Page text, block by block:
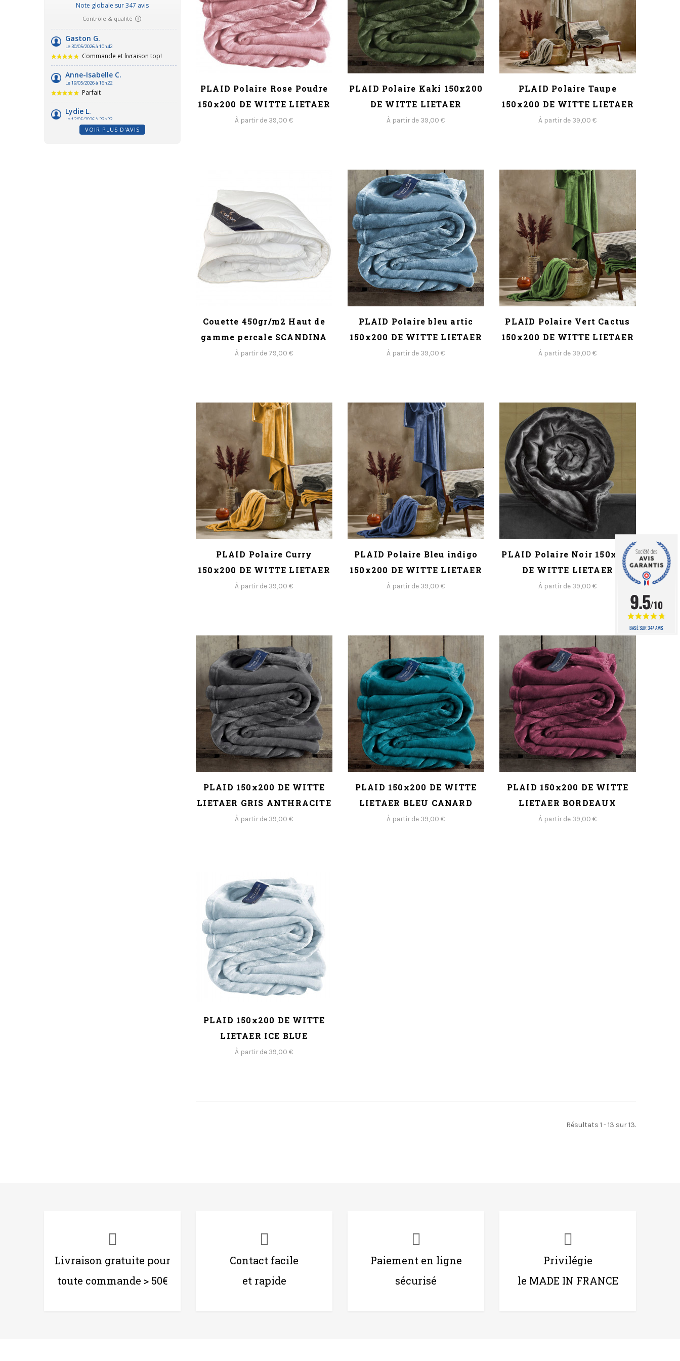
VOIR PLUS D'AVIS
PLAID Polaire Rose Poudre
150x200 DE WITTE LIETAER
À partir de 39,00 €
PLAID Polaire Kaki 150x200
DE WITTE LIETAER
À partir de 39,00 €
PLAID Polaire Taupe
150x200 DE WITTE LIETAER
À partir de 39,00 €
Couette 450gr/m2 Haut de
gamme percale SCANDINA
À partir de 79,00 €
PLAID Polaire bleu artic
150x200 DE WITTE LIETAER
À partir de 39,00 €
PLAID Polaire Vert Cactus
150x200 DE WITTE LIETAER
À partir de 39,00 €
PLAID Polaire Curry
150x200 DE WITTE LIETAER
À partir de 39,00 €
PLAID Polaire Bleu indigo
150x200 DE WITTE LIETAER
À partir de 39,00 €
PLAID Polaire Noir 150x200
DE WITTE LIETAER
À partir de 39,00 €
PLAID 150x200 DE WITTE
LIETAER GRIS ANTHRACITE
À partir de 39,00 €
PLAID 150x200 DE WITTE
LIETAER BLEU CANARD
À partir de 39,00 €
PLAID 150x200 DE WITTE
LIETAER BORDEAUX
À partir de 39,00 €
PLAID 150x200 DE WITTE
LIETAER ICE BLUE
À partir de 39,00 €
Résultats 1 - 13 sur 13.
Livraison gratuite pour
toute commande > 50€
Contact facile
et rapide
Paiement en ligne
sécurisé
Privilégie
le MADE IN FRANCE
9.5/10
BASÉ SUR 347 AVIS